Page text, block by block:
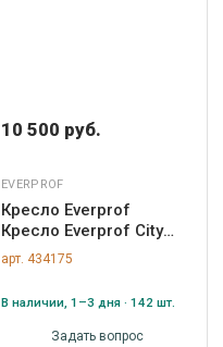
10 500 руб.
EVERPROF
Кресло Everprof
Кресло Everprof City
(Сити) Экокожа Серый
арт. ZN-434175
арт. 434175
В наличии, 1–3 дня · 142 шт.
Задать вопрос